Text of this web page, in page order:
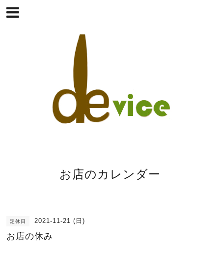
お店のカレンダー
定休日 2021-11-21 (日)
お店の休み